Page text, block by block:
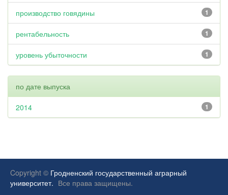
1
производство говядины
1
рентабельность
1
уровень убыточности
по дате выпуска
1
2014
Copyright © Гродненский государственный аграрный
университет. Все права защищены.